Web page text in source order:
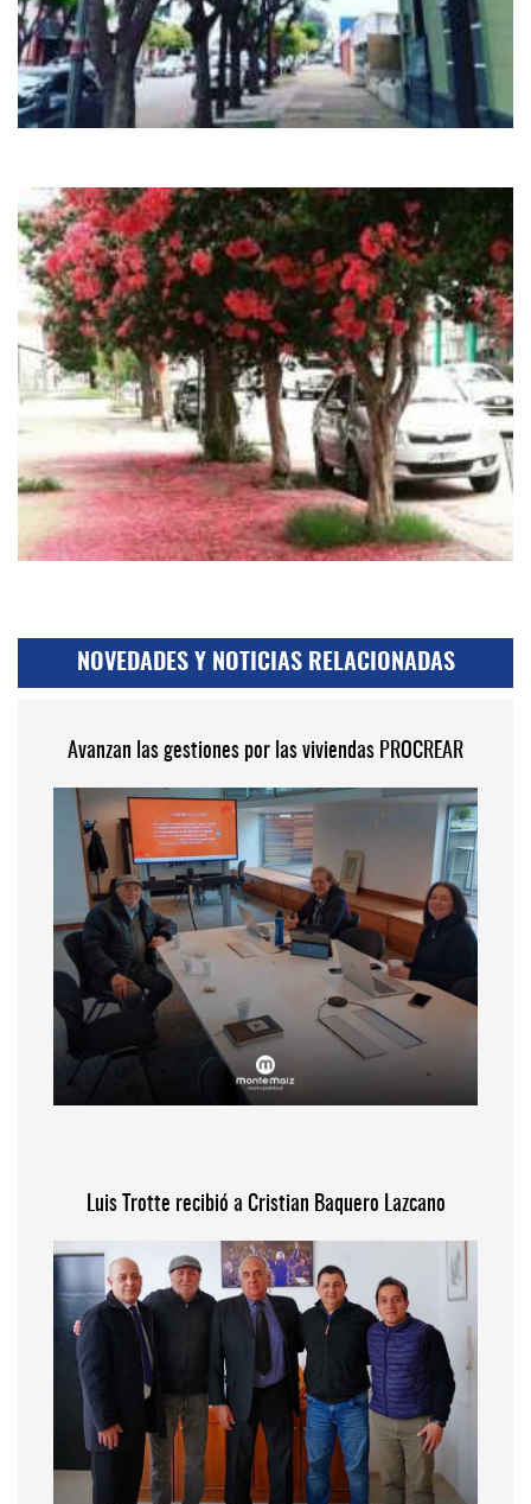
NOVEDADES Y NOTICIAS RELACIONADAS
Avanzan las gestiones por las viviendas PROCREAR
Luis Trotte recibió a Cristian Baquero Lazcano